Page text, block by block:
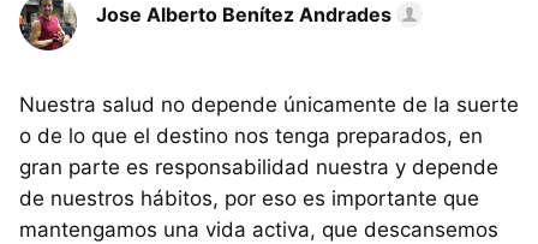
Jose Alberto Benítez Andrades
Nuestra salud no depende únicamente de la suerte
o de lo que el destino nos tenga preparados, en
gran parte es responsabilidad nuestra y depende
de nuestros hábitos, por eso es importante que
mantengamos una vida activa, que descansemos